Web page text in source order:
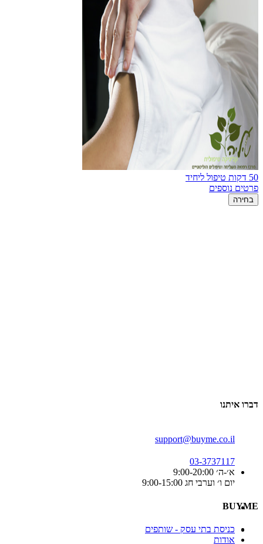
50 דקות טיפול ליחיד
פרטים נוספים
בחירה
דברו איתנו
support@buyme.co.il
03-3737117
א׳-ה׳ 9:00-20:00
יום ו׳ וערבי חג 9:00-15:00
BUYME
כניסת בתי עסק - שותפים
אודות